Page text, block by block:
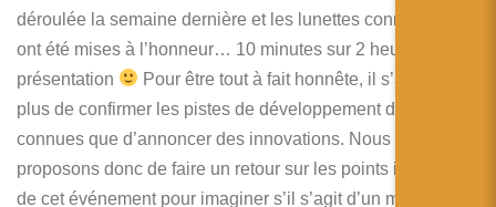
déroulée la semaine dernière et les lunettes connectées
ont été mises à l’honneur… 10 minutes sur 2 heures de
présentation
Pour être tout à fait honnête, il s’agissait
plus de confirmer les pistes de développement déjà
connues que d’annoncer des innovations. Nous vous
proposons donc de faire un retour sur les points importants
de cet événement pour imaginer s’il s’agit d’un manque